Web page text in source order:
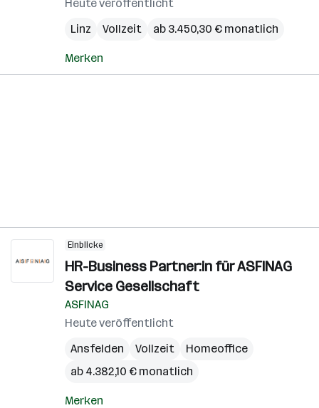
Heute veröffentlicht
Linz
Vollzeit ab 3.450,30 € monatlich
Merken
Einblicke
HR-Business Partner:in für ASFINAG
Service Gesellschaft
ASFINAG
Heute veröffentlicht
Ansfelden
Vollzeit
Homeoffice
ab 4.382,10 € monatlich
Merken